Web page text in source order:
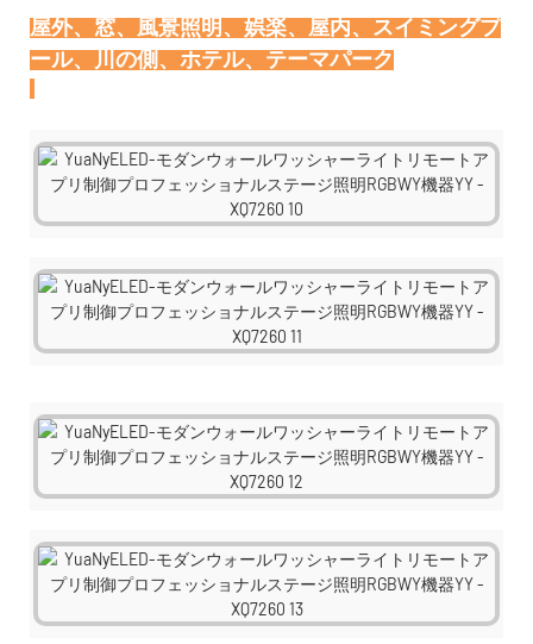
屋外、窓、風景照明、娯楽、屋内、スイミングプ